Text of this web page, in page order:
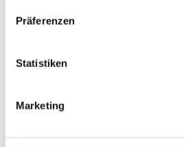
Präferenzen
Statistiken
Marketing